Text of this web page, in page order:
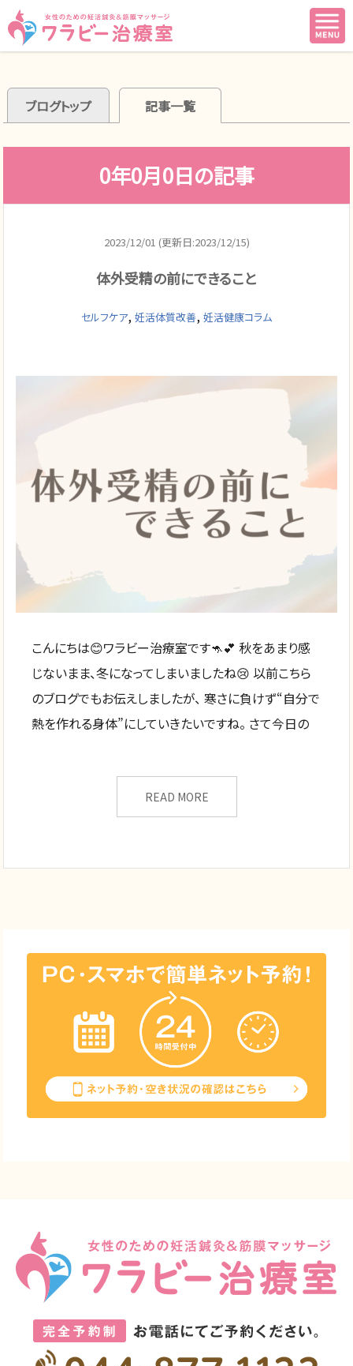
ブログトップ 記事一覧
0年0月0日の記事
2023/12/01 (更新日:2023/12/15)
体外受精の前にできること
セルフケア, 妊活体質改善, 妊活健康コラム
こんにちは😊ワラビー治療室です🦘💕 秋をあまり感
じないまま、冬になってしまいましたね😢 以前こちら
のブログでもお伝えしましたが、 寒さに負けず“自分で
熱を作れる身体”にしていきたいですね。 さて今日の
READ MORE